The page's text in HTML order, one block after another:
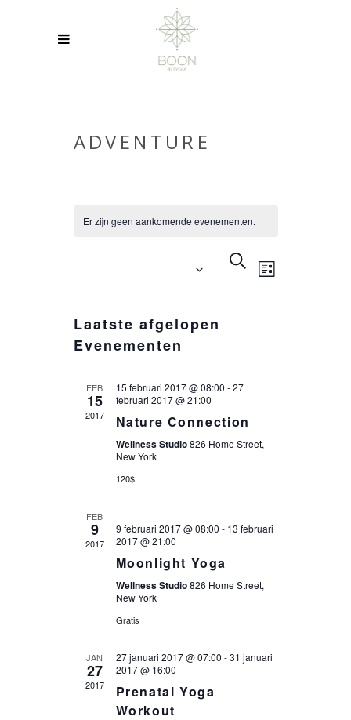
ADVENTURE
Er zijn geen aankomende evenementen.
ZOEKEN
ZOEKEN
LIJST
een
datum.
Laatste afgelopen
Evenementen
FEB
15
2017
15 februari 2017 @ 08:00 -27
februari 2017 @ 21:00
Nature Connection
Wellness Studio826 Home Street,
New York
120$
FEB
9
2017
9 februari 2017 @ 08:00 - 13 februari
2017 @ 21:00
Moonlight Yoga
Wellness Studio826 Home Street,
New York
Gratis
JAN
27
2017
27 januari 2017 @ 07:00 -31 januari
2017 @ 16:00
Prenatal Yoga
Workout